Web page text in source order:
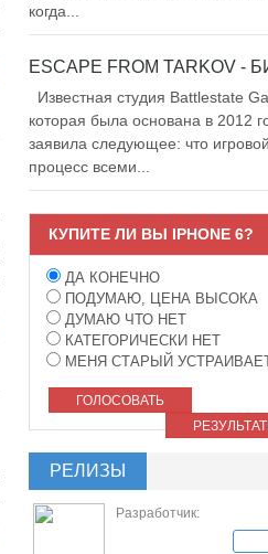
когда...
Известная студия Battlestate
которая была основана в 2012
заявила следующее: что игровой
процесс всеми...
КУПИТЕ ЛИ ВЫ IPHONE 6?
ДА КОНЕЧНО
ПОДУМАЮ, ЦЕНА ВЫСОКА
ДУМАЮ ЧТО НЕТ
КАТЕГОРИЧЕСКИ НЕТ
МЕНЯ СТАРЫЙ
ГОЛОСОВАТЬ
РЕЛИЗЫ
Разработчик: